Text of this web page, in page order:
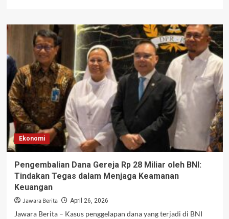
Kasus
BYD
Bali
Memanas!
Konten
Kreator
Disomasi,
CCTV
Bongkar
Fakta
Sebenarnya
Ekonomi
Pengembalian Dana Gereja Rp 28 Miliar oleh BNI:
Tindakan Tegas dalam Menjaga Keamanan
Keuangan
Jawara Berita April 26, 2026
Jawara Berita – Kasus penggelapan dana yang terjadi di BNI